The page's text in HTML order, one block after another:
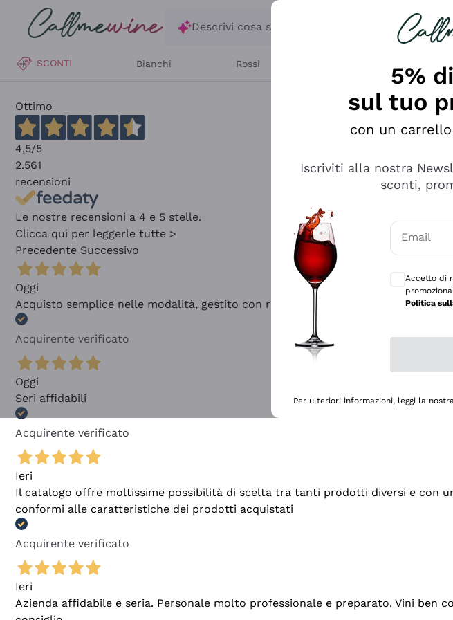
Salta al contenuto principale
Descrivi cosa stai cercando
SCONTI Bianchi Rossi
Ottimo
4,5/5
2.561
recensioni
Le nostre recensioni a 4 e 5 stelle.
Clicca qui per leggerle tutte >
Precedente Successivo
Oggi
Acquisto semplice nelle modalità, gestito con rapidità e professionalità
Acquirente verificato
Oggi
Seri affidabili
Acquirente verificato
Ieri
Il catalogo offre moltissime possibilità di scelta tra tanti prodotti diversi e con
conformi alle caratteristiche dei prodotti acquistati
Acquirente verificato
Ieri
Azienda affidabile e seria. Personale molto professionale e preparato. Vini
5%
sul tuo
con un
Iscriviti alla nostra
sconti,
Email
Accetto di
Politica
Per ulteriori informazioni, leggi la nostra